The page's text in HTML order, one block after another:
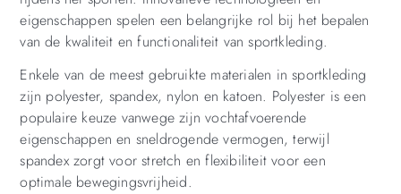
eigenschappen spelen een belangrijke rol bij het bepalen
van de kwaliteit en functionaliteit van sportkleding.
Enkele van de meest gebruikte materialen in sportkleding
zijn polyester, spandex, nylon en katoen. Polyester is een
populaire keuze vanwege zijn vochtafvoerende
eigenschappen en sneldrogende vermogen, terwijl
spandex zorgt voor stretch en flexibiliteit voor een
optimale bewegingsvrijheid.